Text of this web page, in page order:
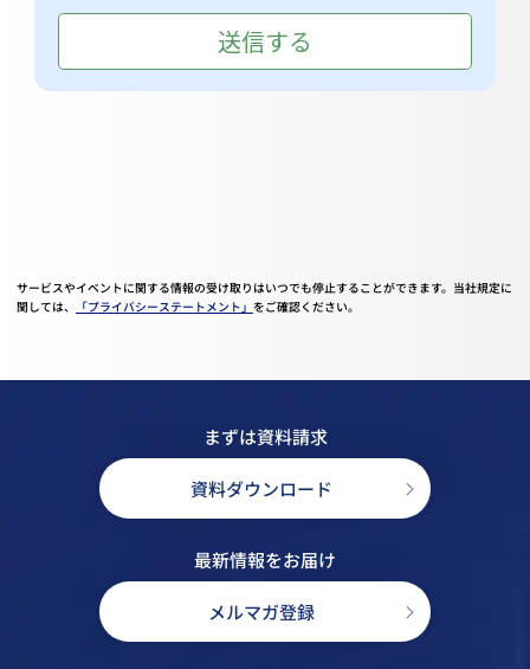
サービスやイベントに関する情報の受け取りはいつでも停止することができます。当社規定に
関しては、
「プライバシーステートメント」 をご確認ください。
まずは資料請求
資料ダウンロード
最新情報をお届け
メルマガ登録